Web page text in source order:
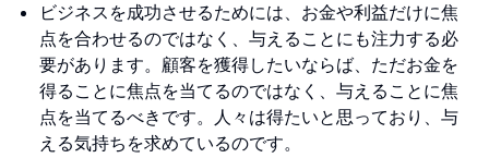
ビジネスを成功させるためには、お金や利益だけに焦
点を合わせるのではなく、与えることにも注力する必
要があります。顧客を獲得したいならば、ただお金を
得ることに焦点を当てるのではなく、与えることに焦
点を当てるべきです。人々は得たいと思っており、与
える気持ちを求めているのです。